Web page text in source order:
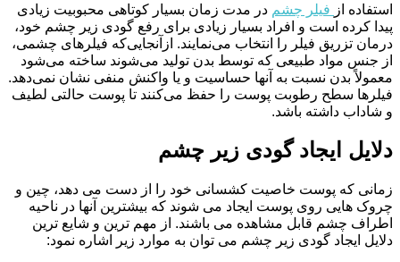
استفاده از فیلر چشم در مدت زمان بسیار کوتاهی محبوبیت زیادی
پیدا کرده است و افراد بسیار زیادی برای رفع گودی زیر چشم خود،
درمان تزریق فیلر را انتخاب می‌نمایند. ازآنجایی‌که فیلرهای چشمی،
از جنس مواد طبیعی که توسط بدن تولید می‌شوند ساخته می‌شود
معمولاً بدن نسبت به آنها حساسیت و یا واکنش منفی نشان نمی‌دهد.
فیلرها سطح رطوبت پوست را حفظ می‌کنند تا پوست حالتی لطیف
و شاداب داشته باشد.
دلایل ایجاد گودی زیر چشم
زمانی که پوست خاصیت کشسانی خود را از دست می دهد، چین و
چروک هایی روی پوست ایجاد می شوند که بیشترین آنها در ناحیه
اطراف چشم قابل مشاهده می باشند. از مهم ترین و شایع ترین
دلایل ایجاد گودی زیر چشم می توان به موارد زیر اشاره نمود: